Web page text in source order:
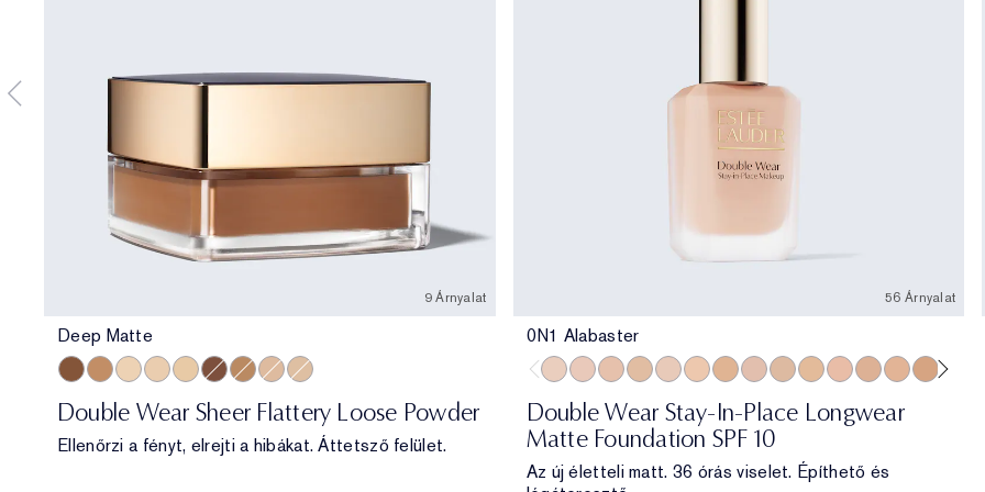
9 Árnyalat
Deep Matte
Double Wear Sheer Flattery Loose Powder
Ellenőrzi a fényt, elrejti a hibákat. Áttetsző felület.
56 Árnyalat
0N1 Alabaster
Double Wear Stay-In-Place Longwear
Matte Foundation SPF 10
Az új életteli matt. 36 órás viselet. Építhető és